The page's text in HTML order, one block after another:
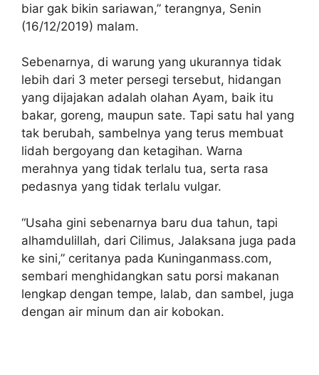
biar gak bikin sariawan,” terangnya, Senin
(16/12/2019) malam.
Sebenarnya, di warung yang ukurannya tidak
lebih dari 3 meter persegi tersebut, hidangan
yang dijajakan adalah olahan Ayam, baik itu
bakar, goreng, maupun sate. Tapi satu hal yang
tak berubah, sambelnya yang terus membuat
lidah bergoyang dan ketagihan. Warna
merahnya yang tidak terlalu tua, serta rasa
pedasnya yang tidak terlalu vulgar.
“Usaha gini sebenarnya baru dua tahun, tapi
alhamdulillah, dari Cilimus, Jalaksana juga pada
ke sini,” ceritanya pada Kuninganmass.com,
sembari menghidangkan satu porsi makanan
lengkap dengan tempe, lalab, dan sambel, juga
dengan air minum dan air kobokan.